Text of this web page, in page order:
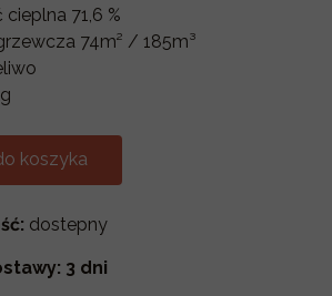
dostepny
3 dni
koszyka
71,6 %
74m² / 185m³